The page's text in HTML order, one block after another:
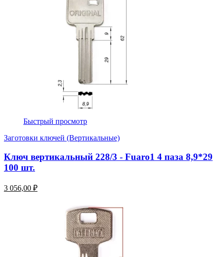
Быстрый просмотр
Заготовки ключей (Вертикальные)
Ключ вертикальный 228/3 - Fuaro1 4 паза 8,9*29
100 шт.
3 056,00 ₽